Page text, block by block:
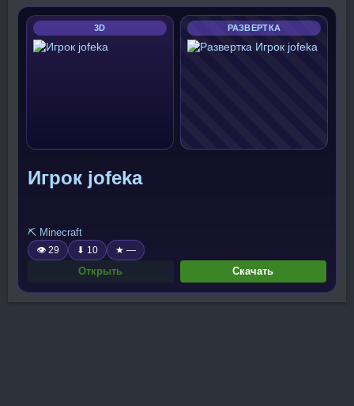
3D РАЗВЕРТКА
Игрок jofeka
⛏️ Minecraft
👁 29 ⬇ 10 ★ —
Открыть Скачать